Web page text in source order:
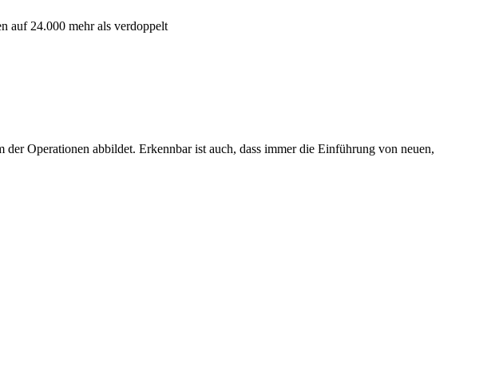
auf 24.000 mehr als verdoppelt
Operationen abbildet. Erkennbar ist auch, dass immer die Einführung von neuen,